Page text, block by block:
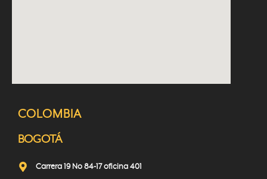
COLOMBIA
BOGOTÁ
Carrera 19 No 84-17 oficina 401